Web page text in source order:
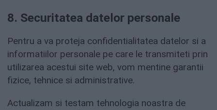
8. Securitatea datelor personale
Pentru a va proteja confidentialitatea datelor si a
informatiilor personale pe care le transmiteti prin
utilizarea acestui site web, vom mentine garantii
fizice, tehnice si administrative.
Actualizam si testam tehnologia noastra de